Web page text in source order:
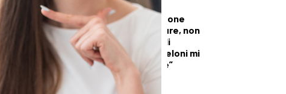
DALLA TOSCANA
Conte in commissione
Covid: “Scavate pure, non
troverete niente di
illecito su di me. Meloni mi
diede del criminale”